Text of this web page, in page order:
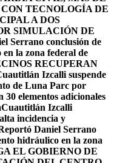
TECNOLOGÍA DE
A DOS
SIMULACIÓN DE
Serrano conclusión de
la zona federal de
RECUPERAN
Izcalli suspende
de Luna Parc por
30 elementos adicionales
Cuautitlán Izcalli
incidencia y
Daniel Serrano
hidráulico en la zona
EL GOBIERNO DE